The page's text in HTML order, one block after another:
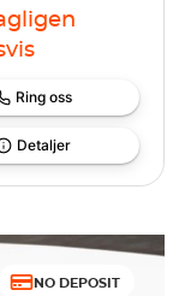
Ring oss
Detaljer
NO DEPOSIT